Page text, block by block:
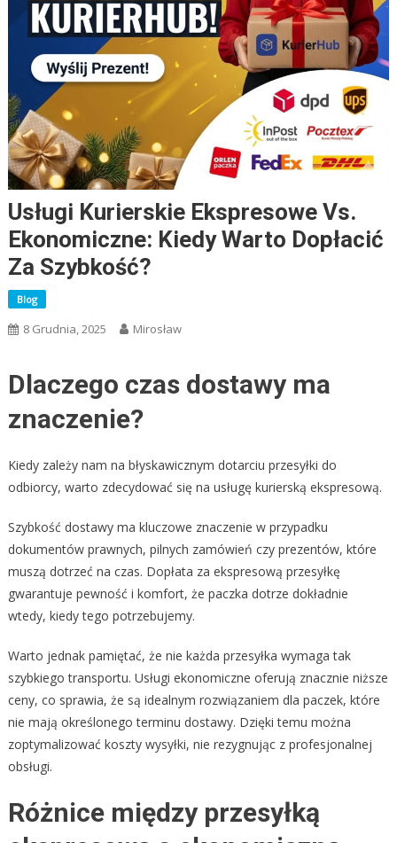
Usługi Kurierskie Ekspresowe Vs.
Ekonomiczne: Kiedy Warto Dopłacić
Za Szybkość?
Blog
8 Grudnia, 2025 Mirosław
Dlaczego czas dostawy ma
znaczenie?
Kiedy zależy nam na błyskawicznym dotarciu przesyłki do
odbiorcy, warto zdecydować się na usługę kurierską ekspresową.
Szybkość dostawy ma kluczowe znaczenie w przypadku
dokumentów prawnych, pilnych zamówień czy prezentów, które
muszą dotrzeć na czas. Dopłata za ekspresową przesyłkę
gwarantuje pewność i komfort, że paczka dotrze dokładnie
wtedy, kiedy tego potrzebujemy.
Warto jednak pamiętać, że nie każda przesyłka wymaga tak
szybkiego transportu. Usługi ekonomiczne oferują znacznie niższe
ceny, co sprawia, że są idealnym rozwiązaniem dla paczek, które
nie mają określonego terminu dostawy. Dzięki temu można
zoptymalizować koszty wysyłki, nie rezygnując z profesjonalnej
obsługi.
Różnice między przesyłką